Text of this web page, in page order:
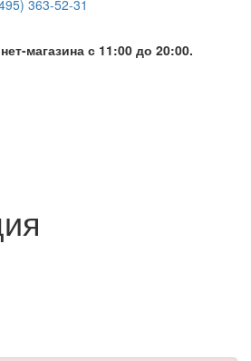
363-52-31
магазина с 11:00 до 20:00.